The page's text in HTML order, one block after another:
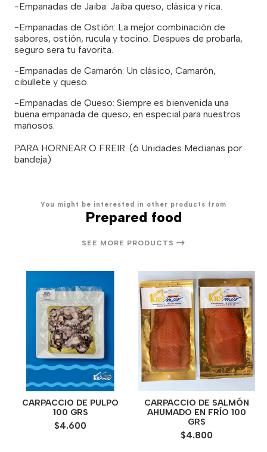
-Empanadas de Jaiba: Jaiba queso, clásica y rica.
-Empanadas de Ostión: La mejor combinación de
sabores, ostión, rucula y tocino. Despues de probarla,
seguro sera tu favorita.
-Empanadas de Camarón: Un clásico, Camarón,
cibullete y queso.
-Empanadas de Queso: Siempre es bienvenida una
buena empanada de queso, en especial para nuestros
mañosos.
PARA HORNEAR O FREIR. (6 Unidades Medianas por
bandeja)
You might be interested in other products from
Prepared food
SEE MORE PRODUCTS
CARPACCIO DE PULPO
100 GRS
$4.600
CARPACCIO DE SALMÓN
AHUMADO EN FRÍO 100
GRS
$4.800